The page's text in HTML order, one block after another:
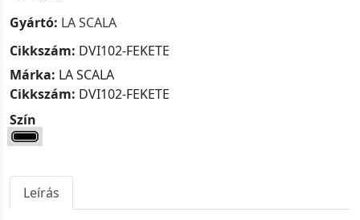
Gyártó: LA SCALA
Cikkszám: DVI102-FEKETE
Márka: LA SCALA
Cikkszám: DVI102-FEKETE
Szín
Leírás